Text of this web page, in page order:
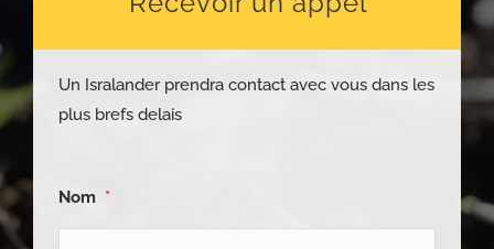
Un Isralander prendra contact avec vous dans les
plus brefs delais
Nom *